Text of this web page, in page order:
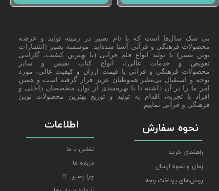
نحوه سفارش
راهنمای خرید
زمان و نحوه ارسال
روش‌های پرداخت وجه
اطلاعات
تماس با ما
درباره ما
چرا بصیر...؟!
بی شک سال‌ها است که با نام بصیر در زمینه تولید و عرضه
محصولات فرهنگی و قرآنی آشنا شده‌اید. موسسه بصیر (انتشارات
نوین بصیر) با تولید انواع قلم قرآنی (با بهترین کیفیت، گارانتی
تعویض و خدمات عالی)، انواع کتاب نفیس و سایر
محصولات فرهنگی و قرانی با قیمت ارزان و کیفیت عالی، مورد
توجه و استقبال بی‌نظیر هموطنان عزیز قرار گرفته است و همین
امر ما را بر آن داشته تا با بهره‌مندی از توان متخصصان داخلی و
افراد با تجربه، اقدام به تولید و توزیع بهترین محصولات نوین
فرهنگی و قرآنی نماییم.